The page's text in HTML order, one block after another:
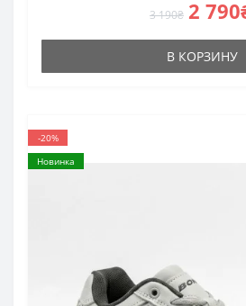
3 190₴ 2
В КОРЗИНУ
-20%
Новинка